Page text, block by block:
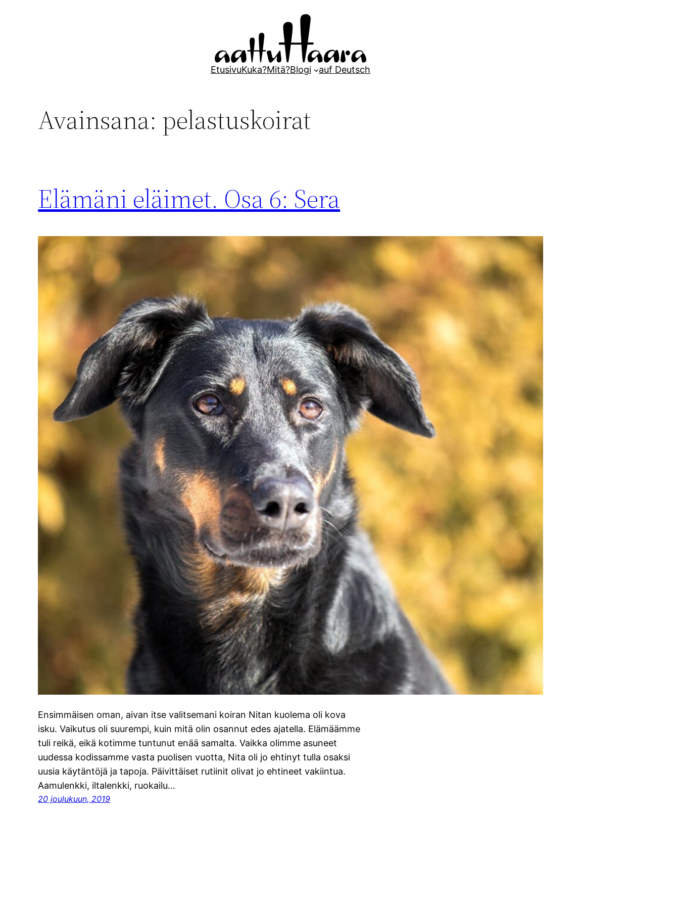
EtusivuKuka?Mitä?Blogi auf Deutsch
Avainsana: pelastuskoirat
Elämäni eläimet. Osa 6: Sera
Ensimmäisen oman, aivan itse valitsemani koiran Nitan kuolema oli kova
isku. Vaikutus oli suurempi, kuin mitä olin osannut edes ajatella. Elämäämme
tuli reikä, eikä kotimme tuntunut enää samalta. Vaikka olimme asuneet
uudessa kodissamme vasta puolisen vuotta, Nita oli jo ehtinyt tulla osaksi
uusia käytäntöjä ja tapoja. Päivittäiset rutiinit olivat jo ehtineet vakiintua.
Aamulenkki, iltalenkki, ruokailu…
20 joulukuun, 2019